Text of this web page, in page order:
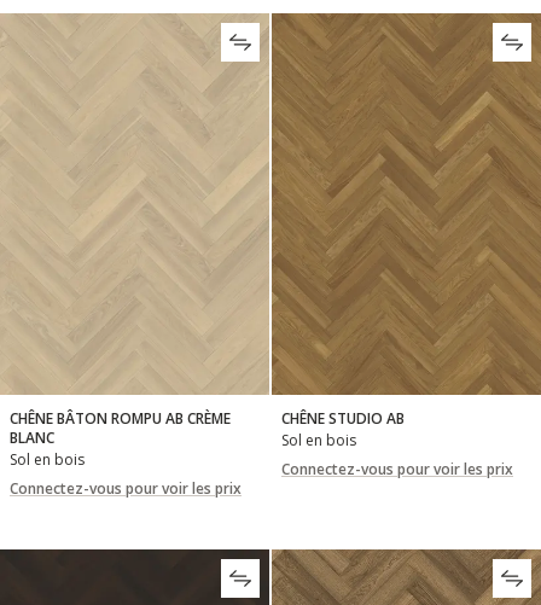
CHÊNE BÂTON ROMPU AB CRÈME
BLANC
Sol en bois
Connectez-vous pour voir les prix
CHÊNE STUDIO AB
Sol en bois
Connectez-vous pour voir les prix